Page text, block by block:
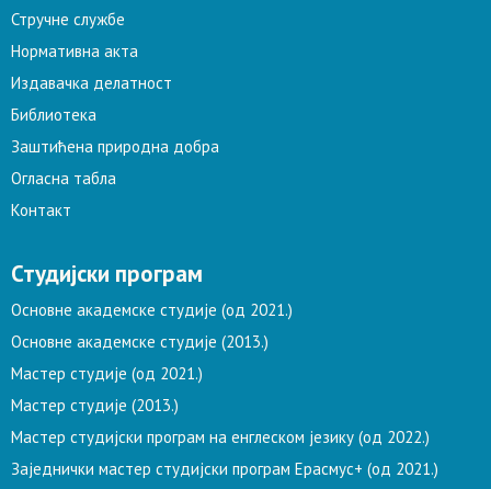
Стручне службе
Нормативна акта
Издавачка делатност
Библиотека
Заштићена природна добра
Огласна табла
Контакт
Студијски програм
Основне академске студије (од 2021.)
Основне академске студије (2013.)
Мастер студије (од 2021.)
Мастер студије (2013.)
Мастер студијски програм на енглеском језику (од 2022.)
Заједнички мастер студијски програм Ерасмус+ (од 2021.)